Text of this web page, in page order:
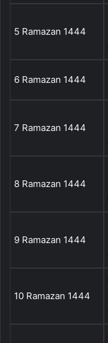
5 Ramazan 1444
6 Ramazan 1444
7 Ramazan 1444
8 Ramazan 1444
9 Ramazan 1444
10 Ramazan 1444